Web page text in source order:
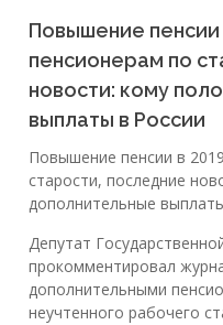
Повышение пенсии
пенсионерам по
новости: кому
выплаты в России
Повышение пенсии в
старости, последние
дополнительные
Депутат
прокомментировал
дополнительными
неучтенного рабочего